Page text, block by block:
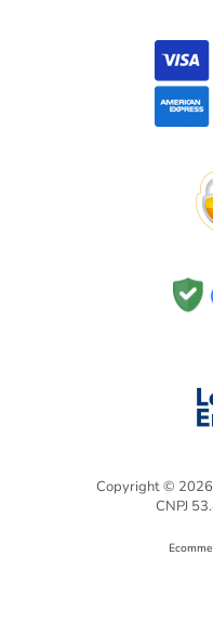
Copyright © 2026
CNPJ